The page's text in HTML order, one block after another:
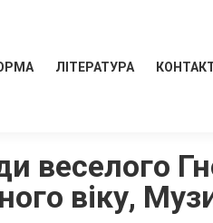
ЛІТЕРАТУРА
веселого
віку,